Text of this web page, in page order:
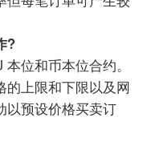
?
位和币本位合约。
的上限和下限以及网
以预设价格买卖订